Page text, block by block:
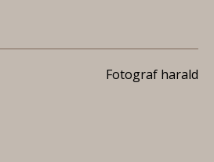
Fotograf harald